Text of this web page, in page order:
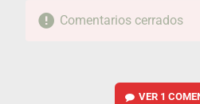
Comentarios cerrados
VER 1